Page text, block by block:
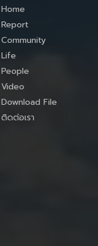
Home
Report
Community
Life
People
Video
Download File
ติดต่อเรา